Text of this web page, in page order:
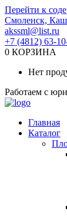
Перейти к
Смоленск,
akssml@list.ru
+7 (4812) 63-
0 КОРЗИНА
Нет
Работаем с
Главная
Каталог